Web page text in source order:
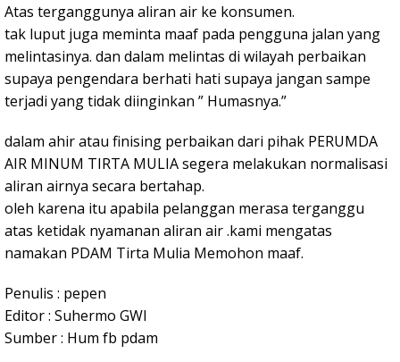
Atas terganggunya aliran air ke konsumen.
tak luput juga meminta maaf pada pengguna jalan yang
melintasinya. dan dalam melintas di wilayah perbaikan
supaya pengendara berhati hati supaya jangan sampe
terjadi yang tidak diinginkan ” Humasnya.”
dalam ahir atau finising perbaikan dari pihak PERUMDA
AIR MINUM TIRTA MULIA segera melakukan normalisasi
aliran airnya secara bertahap.
oleh karena itu apabila pelanggan merasa terganggu
atas ketidak nyamanan aliran air .kami mengatas
namakan PDAM Tirta Mulia Memohon maaf.
Penulis : pepen
Editor : Suhermo GWI
Sumber : Hum fb pdam